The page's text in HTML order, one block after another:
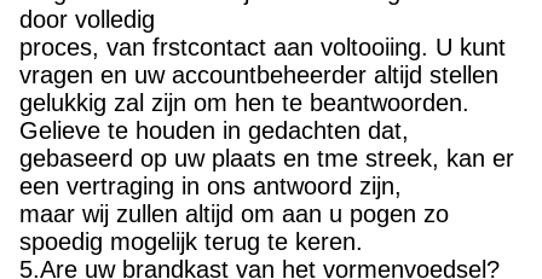
door volledig
proces, van frstcontact aan voltooiing. U kunt
vragen en uw accountbeheerder altijd stellen
gelukkig zal zijn om hen te beantwoorden.
Gelieve te houden in gedachten dat,
gebaseerd op uw plaats en tme streek, kan er
een vertraging in ons antwoord zijn,
maar wij zullen altijd om aan u pogen zo
spoedig mogelijk terug te keren.
5.Are uw brandkast van het vormenvoedsel?